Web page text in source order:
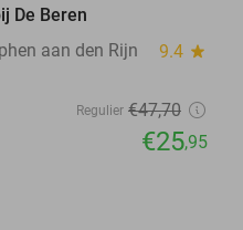
De Beren
aan den Rijn
9.4 star
Regulier €47,70
€25,95